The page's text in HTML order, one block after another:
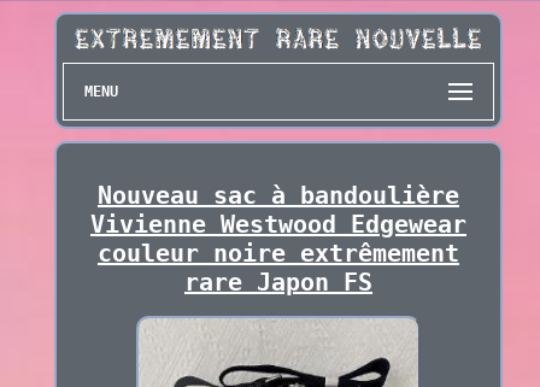
MENU
Nouveau sac à bandoulière
Vivienne Westwood Edgewear
couleur noire extrêmement
rare Japon FS